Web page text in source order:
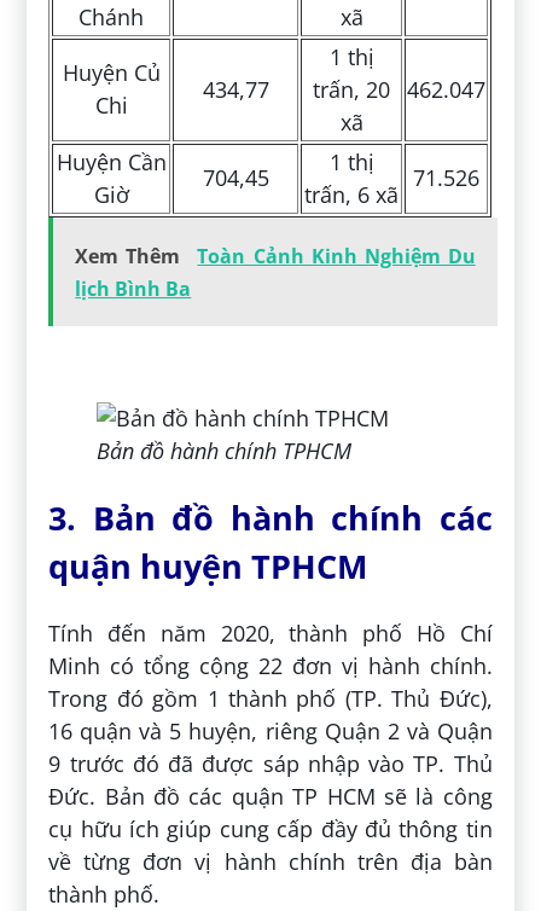
Chánh
xã
Huyện Củ
Chi
434,77
1 thị
trấn, 20
xã
462.047
Huyện Cần
Giờ
704,45
1 thị
trấn, 6 xã
71.526
Xem Thêm
Toàn Cảnh Kinh Nghiệm Du
lịch Bình Ba
Bản đồ hành chính TPHCM
3. Bản đồ hành chính các
quận huyện TPHCM
Tính đến năm 2020, thành phố Hồ Chí
Minh có tổng cộng 22 đơn vị hành chính.
Trong đó gồm 1 thành phố (TP. Thủ Đức),
16 quận và 5 huyện, riêng Quận 2 và Quận
9 trước đó đã được sáp nhập vào TP. Thủ
Đức. Bản đồ các quận TP HCM sẽ là công
cụ hữu ích giúp cung cấp đầy đủ thông tin
về từng đơn vị hành chính trên địa bàn
thành phố.